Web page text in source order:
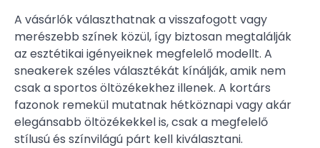
A vásárlók választhatnak a visszafogott vagy
merészebb színek közül, így biztosan megtalálják
az esztétikai igényeiknek megfelelő modellt. A
sneakerek széles választékát kínálják, amik nem
csak a sportos öltözékekhez illenek. A kortárs
fazonok remekül mutatnak hétköznapi vagy akár
elegánsabb öltözékekkel is, csak a megfelelő
stílusú és színvilágú párt kell kiválasztani.